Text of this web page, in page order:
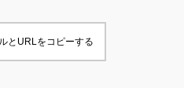
とURLをコピーする